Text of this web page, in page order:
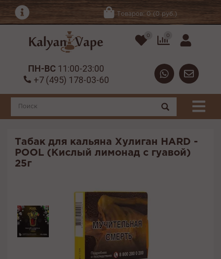
Товаров: 0 (0 руб.)
0 0
ПН-ВС 11:00-23:00
+7 (495) 178-03-60
Табак для кальяна Хулиган HARD -
POOL (Кислый лимонад с гуавой)
25г